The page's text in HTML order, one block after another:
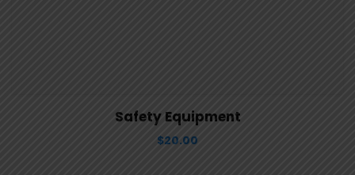
View Details Aggiungi al carrello
Safety Equipment
$20.00